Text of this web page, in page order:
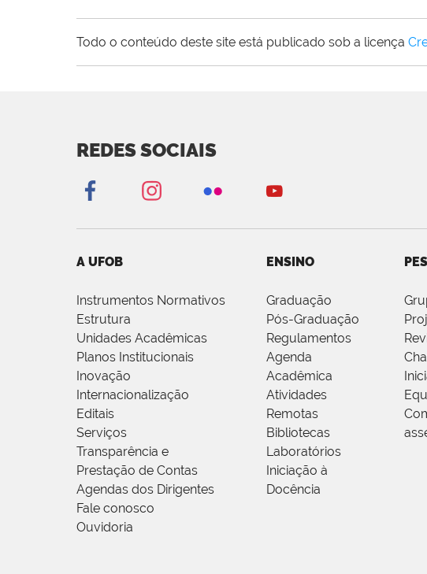
Todo o conteúdo deste site está publicado sob a licença
REDES SOCIAIS
A UFOB
Instrumentos Normativos
Estrutura
Unidades Acadêmicas
Planos Institucionais
Inovação
Internacionalização
Editais
Serviços
Transparência e
Prestação de Contas
Agendas dos Dirigentes
Fale conosco
Ouvidoria
ENSINO
Graduação
Pós-Graduação
Regulamentos
Agenda
Acadêmica
Atividades
Remotas
Bibliotecas
Laboratórios
Iniciação à
Docência